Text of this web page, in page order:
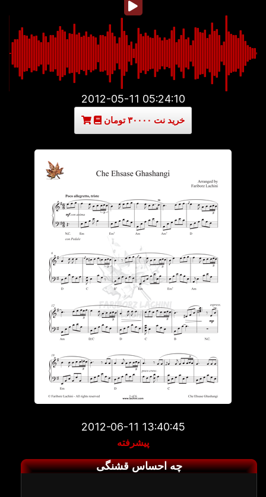
2012-05-11 05:24:10
خرید نت ۳۰۰۰۰ تومان
2012-06-11 13:40:45
پیشرفته
چه احساس قشنگی